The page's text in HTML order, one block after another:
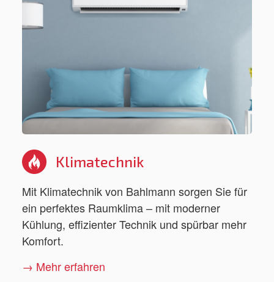
Klimatechnik
Mit Klimatechnik von Bahlmann sorgen Sie für
ein perfektes Raumklima – mit moderner
Kühlung, effizienter Technik und spürbar mehr
Komfort.
→ Mehr erfahren